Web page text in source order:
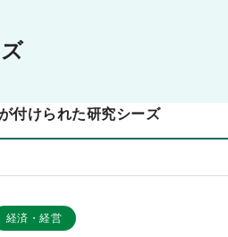
付けられた研究シーズ
経済・経営